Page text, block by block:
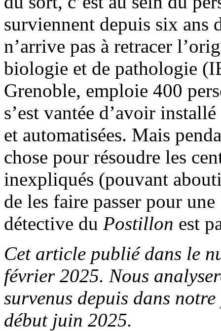
surviennent depuis six ans
n’arrive pas à retracer
biologie et de pathologie
Grenoble, emploie 400
s’est vantée d’avoir
et automatisées. Mais
chose pour résoudre les
inexpliqués (pouvant
de les faire passer pour
détective du Postillon est
Cet article publié dans le
février 2025. Nous
survenus depuis dans
début juin 2025.